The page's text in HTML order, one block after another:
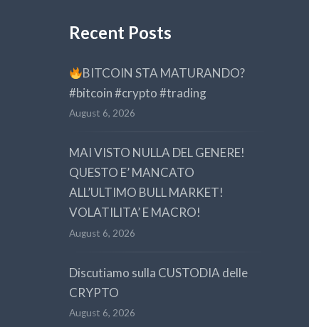
Recent Posts
BITCOIN STA MATURANDO?
#bitcoin #crypto #trading
August 6, 2026
MAI VISTO NULLA DEL GENERE!
QUESTO E’ MANCATO
ALL’ULTIMO BULL MARKET!
VOLATILITA’ E MACRO!
August 6, 2026
Discutiamo sulla CUSTODIA delle
CRYPTO
August 6, 2026